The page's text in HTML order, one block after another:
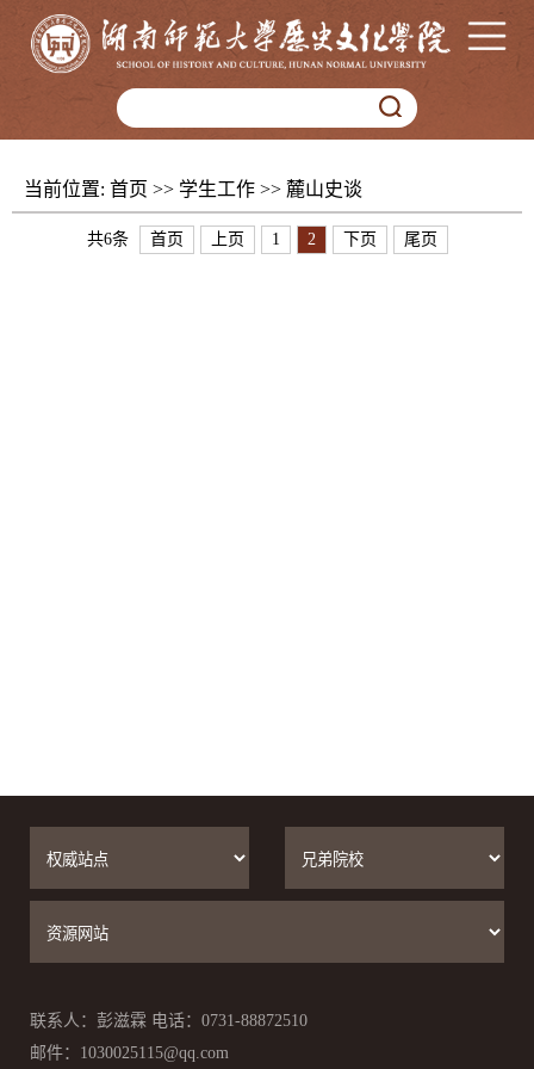
当前位置: 首页 >> 学生工作 >> 麓山史谈
共6条 首页 上页 1 2 下页 尾页
联系人：彭滋霖 电话：0731-88872510
邮件：1030025115@qq.com